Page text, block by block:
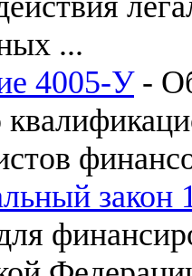
...
4005-У-
закон